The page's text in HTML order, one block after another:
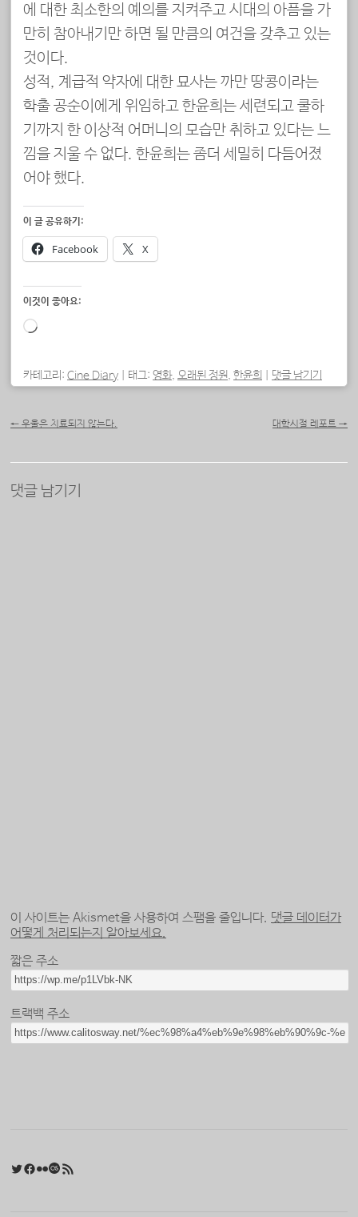
에 대한 최소한의 예의를 지켜주고 시대의 아픔을 가
만히 참아내기만 하면 될 만큼의 여건을 갖추고 있는
것이다.
성적, 계급적 약자에 대한 묘사는 까만 땅콩이라는
학출 공순이에게 위임하고 한윤희는 세련되고 쿨하
기까지 한 이상적 어머니의 모습만 취하고 있다는 느
낌을 지울 수 없다. 한윤희는 좀더 세밀히 다듬어졌
어야 했다.
이 글 공유하기:
Facebook X
이것이 좋아요:
로
중...
카테고리: Cine Diary 태그: 영화, 오래된 정원, 한윤희 댓글 남기기
← 우울은 치료되지 않는다. 대학시절 레포트 →
댓글 남기기
이 사이트는 Akismet을 사용하여 스팸을 줄입니다. 댓글 데이터가
어떻게 처리되는지 알아보세요.
짧은 주소
트랙백 주소
Twitter
Facebook
FlickrLast.fm